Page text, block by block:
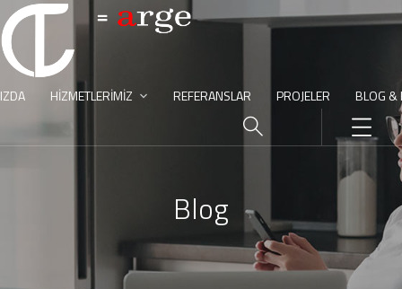
HIZMETLERIMIZ REFERANSLAR PROJELER BLOG &
Blog